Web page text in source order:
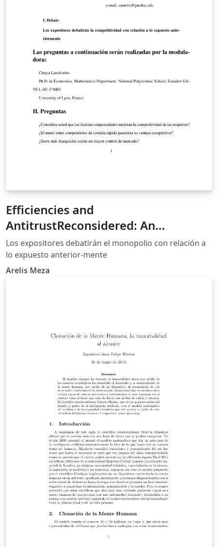
Efficiencies and
AntitrustReconsidered: An
EvolutionaryPerspective
Los expositores debatirán el monopolio con relación a
lo expuesto anterior-mente
Arelis Meza